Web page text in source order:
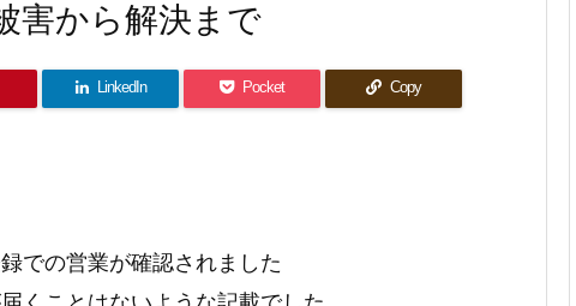
害から解決まで
LinkedIn Pocket Copy
での営業が確認されました